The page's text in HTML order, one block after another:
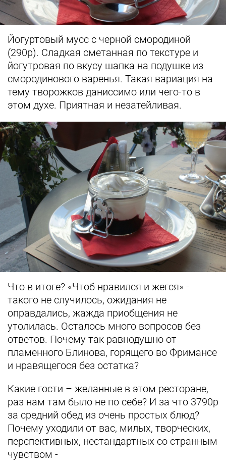
Йогуртовый мусс с черной смородиной
(290р). Сладкая сметанная по текстуре и
йогутровая по вкусу шапка на подушке из
смородинового варенья. Такая вариация на
тему творожков даниссимо или чего-то в
этом духе. Приятная и незатейливая.
Что в итоге? «Чтоб нравился и жегся» -
такого не случилось, ожидания не
оправдались, жажда приобщения не
утолилась. Осталось много вопросов без
ответов. Почему так равнодушно от
пламенного Блинова, горящего во Фримансе
и нравящегося без остатка?
Какие гости – желанные в этом ресторане,
раз нам там было не по себе? И за что 3790р
за средний обед из очень простых блюд?
Почему уходили от вас, милых, творческих,
перспективных, нестандартных со странным
чувством -